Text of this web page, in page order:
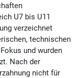
U7 bis U11
verzeichnet
technischen
und wurden
Nach der
nicht für